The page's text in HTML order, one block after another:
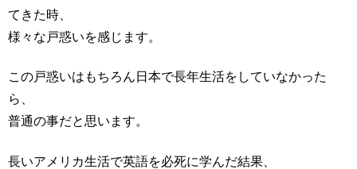
てきた時、
様々な戸惑いを感じます。
この戸惑いはもちろん日本で長年生活をしていなかった
ら、
普通の事だと思います。
長いアメリカ生活で英語を必死に学んだ結果、